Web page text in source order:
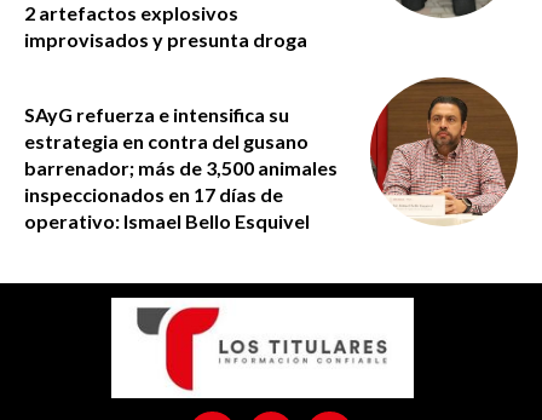
2 artefactos explosivos
improvisados y presunta droga
SAyG refuerza e intensifica su
estrategia en contra del gusano
barrenador; más de 3,500 animales
inspeccionados en 17 días de
operativo: Ismael Bello Esquivel